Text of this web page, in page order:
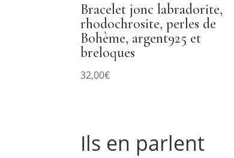
Bracelet jonc labradorite,
rhodochrosite, perles de
Bohème, argent925 et
breloques
32,00€
Ils en parlent